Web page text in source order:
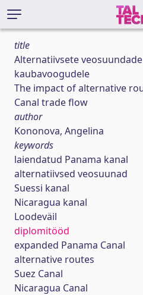
title
Alternatiivsete
kaubavoogudele
The impact of alternative
Canal trade flow
author
Kononova, Angelina
keywords
laiendatud Panama kanal
alternatiivsed veosuunad
Suessi kanal
Nicaragua kanal
Loodeväil
diplomitööd
expanded Panama Canal
alternative routes
Suez Canal
Nicaragua Canal